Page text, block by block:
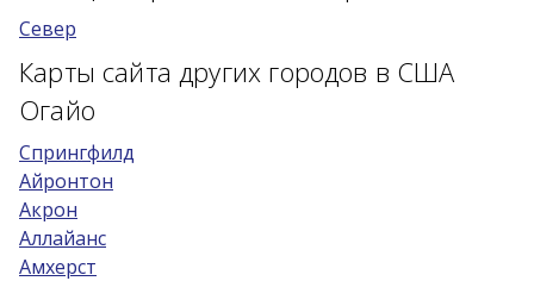
Возраст 25-70 лет?
Купон/промо
Север
Карты сайта других городов в США
Огайо
Cпрингфилд
Айронтон
Акрон
Аллайанс
Амхерст